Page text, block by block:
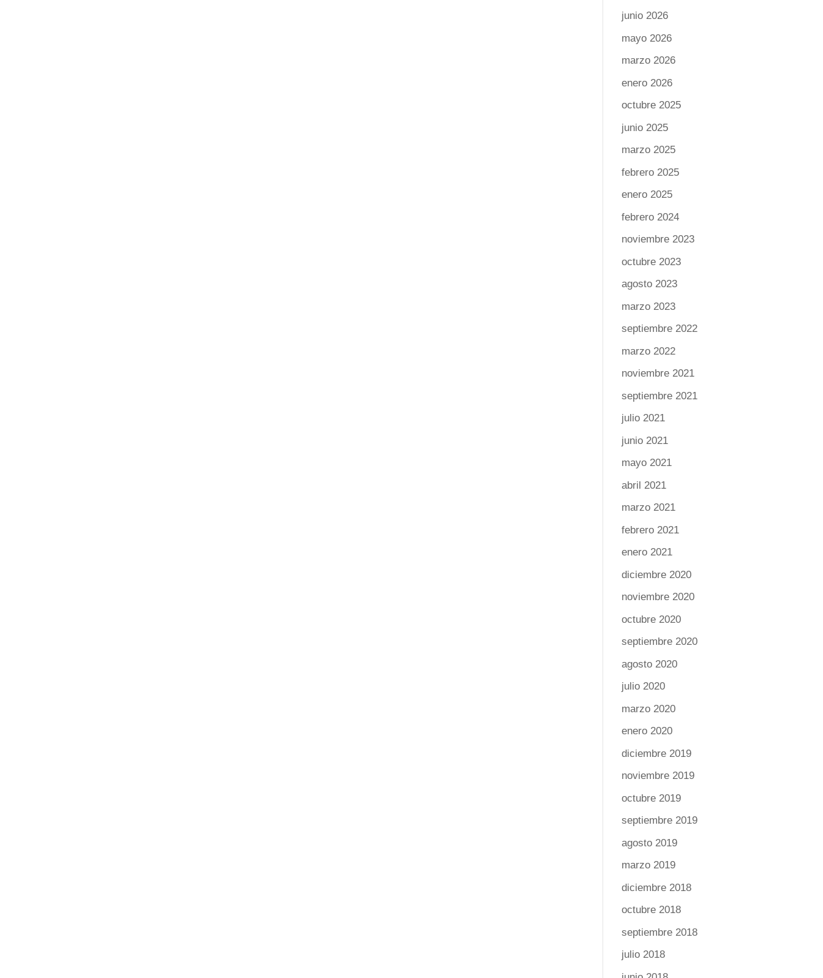
junio 2026
mayo 2026
marzo 2026
enero 2026
octubre 2025
junio 2025
marzo 2025
febrero 2025
enero 2025
febrero 2024
noviembre 2023
octubre 2023
agosto 2023
marzo 2023
septiembre 2022
marzo 2022
noviembre 2021
septiembre 2021
julio 2021
junio 2021
mayo 2021
abril 2021
marzo 2021
febrero 2021
enero 2021
diciembre 2020
noviembre 2020
octubre 2020
septiembre 2020
agosto 2020
julio 2020
marzo 2020
enero 2020
diciembre 2019
noviembre 2019
octubre 2019
septiembre 2019
agosto 2019
marzo 2019
diciembre 2018
octubre 2018
septiembre 2018
julio 2018